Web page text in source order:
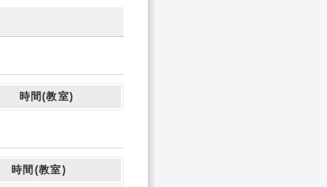
時間(教室)
時間(教室)